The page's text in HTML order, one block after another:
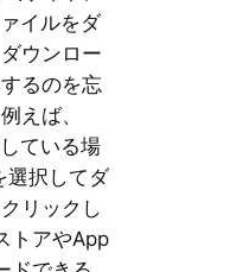
イルをダ
ウンロー
るのを忘
えば、
ている場
選択してダ
リックし
トアやApp